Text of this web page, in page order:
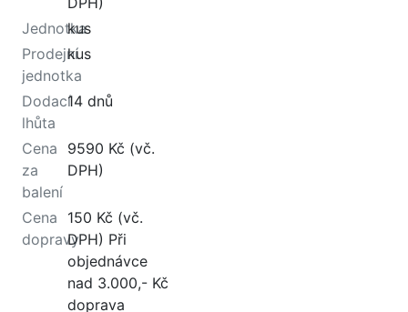
Jednotka
kus
Prodejní
jednotka
kus
Dodací
lhůta
14 dnů
Cena
za
balení
9590 Kč (vč.
DPH)
Cena
dopravy
150 Kč (vč.
DPH) Při
objednávce
nad 3.000,- Kč
doprava